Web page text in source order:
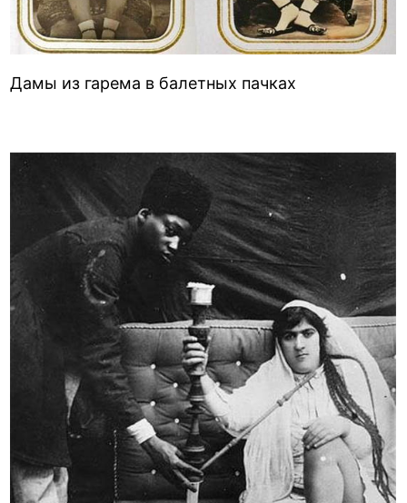
Дамы из гарема в балетных пачках